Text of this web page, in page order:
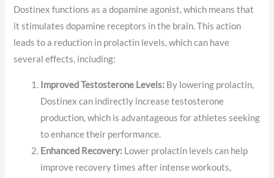
Dostinex functions as a dopamine agonist, which means that
it stimulates dopamine receptors in the brain. This action
leads to a reduction in prolactin levels, which can have
several effects, including:
Improved Testosterone Levels: By lowering prolactin,
Dostinex can indirectly increase testosterone
production, which is advantageous for athletes seeking
to enhance their performance.
Enhanced Recovery: Lower prolactin levels can help
improve recovery times after intense workouts,